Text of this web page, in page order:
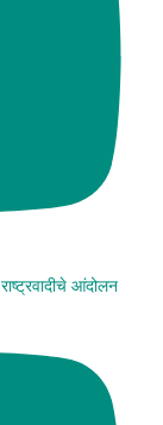
आंदोलन